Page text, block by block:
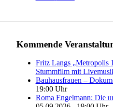
Kommende
Fritz Langs „Metropolis
Stummfilm mit
Bauhausfrauen –
19:00 Uhr
Roma Engelmann: Die